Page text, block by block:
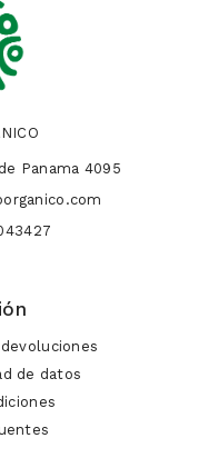
Panama 4095
de datos